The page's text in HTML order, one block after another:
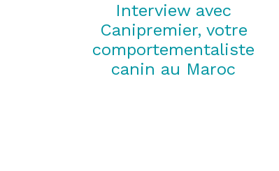
Interview avec
Canipremier, votre
comportementaliste
canin au Maroc